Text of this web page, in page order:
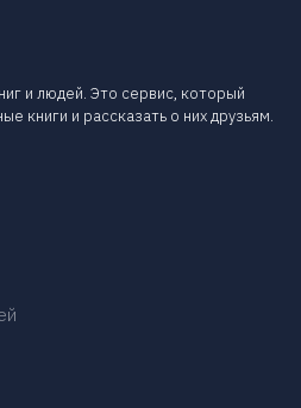
и людей. Это сервис, который
книги и рассказать о них друзьям.